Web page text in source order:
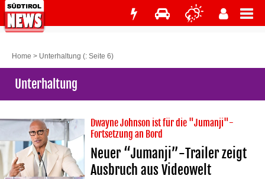
Home > Unterhaltung (: Seite 6)
Unterhaltung
Dwayne Johnson ist für die "Jumanji"-
Fortsetzung an Bord
Neuer “Jumanji”-Trailer zeigt
Ausbruch aus Videowelt